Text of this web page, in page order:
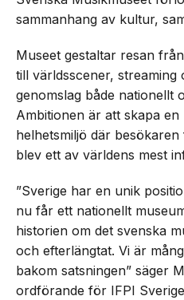
sammanhang av kultur,
Museet gestaltar resan
till världsscener, streaming
genomslag både nationellt
Ambitionen är att skapa
helhetsmiljö där
blev ett av världens mest
”Sverige har en unik
nu får ett nationellt
historien om det svenska
och efterlängtat. Vi är
bakom satsningen” säger
ordförande för IFPI